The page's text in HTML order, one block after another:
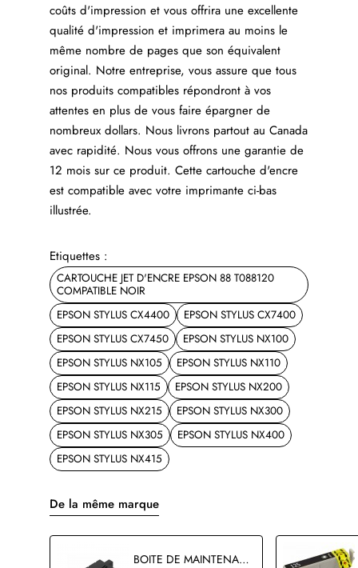
coûts d'impression et vous offrira une excellente
qualité d'impression et imprimera au moins le
même nombre de pages que son équivalent
original. Notre entreprise, vous assure que tous
nos produits compatibles répondront à vos
attentes en plus de vous faire épargner de
nombreux dollars. Nous livrons partout au Canada
avec rapidité. Nous vous offrons une garantie de
12 mois sur ce produit. Cette cartouche d'encre
est compatible avec votre imprimante ci-bas
illustrée.
Etiquettes :
CARTOUCHE JET D'ENCRE EPSON 88 T088120
COMPATIBLE NOIR
EPSON STYLUS CX4400
EPSON STYLUS CX7400
EPSON STYLUS CX7450
EPSON STYLUS NX100
EPSON STYLUS NX105
EPSON STYLUS NX110
EPSON STYLUS NX115
EPSON STYLUS NX200
EPSON STYLUS NX215
EPSON STYLUS NX300
EPSON STYLUS NX305
EPSON STYLUS NX400
EPSON STYLUS NX415
De la même marque
BOITE DE MAINTENANCE EPSON T3661 COMPATIBLE